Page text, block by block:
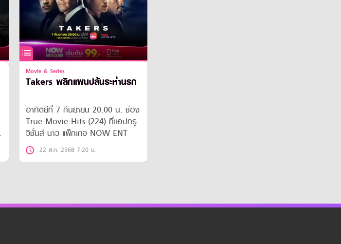
Movie & Series
Takers พลิกแผนปล้นระห่ำนรก
อาทิตย์ที่ 7 กันยายน 20.00 น. ช่อง
True Movie Hits (224) ที่แอปทรู
วิชั่นส์ นาว แพ็กเกจ NOW ENT
22 ส.ค. 2568 7:20 น.